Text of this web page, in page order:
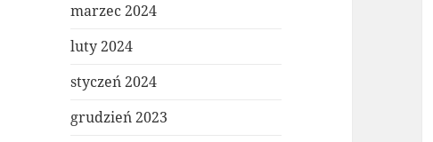
marzec 2024
luty 2024
styczeń 2024
grudzień 2023